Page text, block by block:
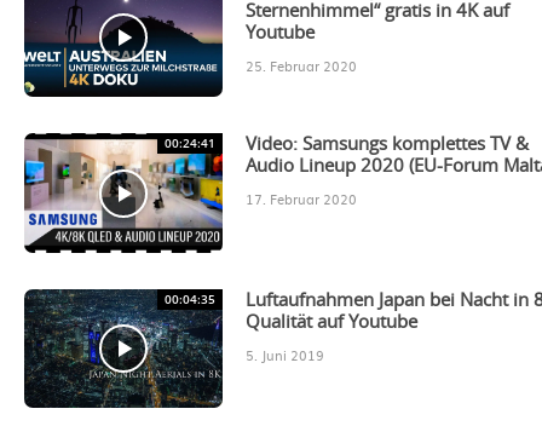
Sternenhimmel“ gratis in 4K auf
Youtube
25. Februar 2020
00:24:41
Video: Samsungs komplettes TV &
Audio Lineup 2020 (EU-Forum
17. Februar 2020
00:04:35
Luftaufnahmen Japan bei Nacht in
Qualität auf Youtube
5. Juni 2019